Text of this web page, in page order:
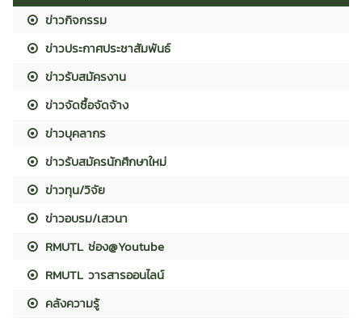
ข่าวกิจกรรม
ข่าวประกาศประชาสัมพันธ์
ข่าวรับสมัครงาน
ข่าวจัดซื้อจัดจ้าง
ข่าวบุคลากร
ข่าวรับสมัครนักศึกษาใหม่
ข่าวทุน/วิจัย
ข่าวอบรม/เสวนา
RMUTL ช่อง@Youtube
RMUTL วารสารออนไลน์
คลังความรู้